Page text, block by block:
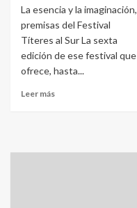
La esencia y la imaginación,
premisas del Festival
Títeres al Sur La sexta
edición de ese festival que
ofrece, hasta...
Leer más